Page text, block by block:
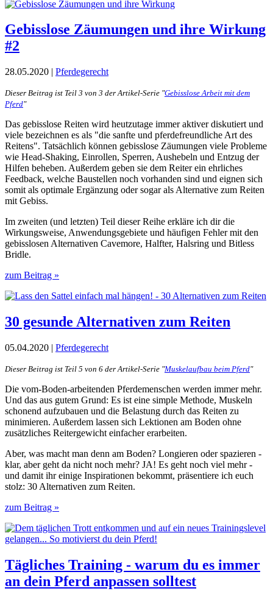
Gebisslose Zäumungen und ihre Wirkung
#2
28.05.2020 | Pferdegerecht
Dieser Beitrag ist Teil 3 von 3 der Artikel-Serie "Gebisslose Arbeit mit dem
Pferd"
Das gebisslose Reiten wird heutzutage immer aktiver diskutiert und
viele bezeichnen es als "die sanfte und pferdefreundliche Art des
Reitens". Tatsächlich können gebisslose Zäumungen viele Probleme
wie Head-Shaking, Einrollen, Sperren, Aushebeln und Entzug der
Hilfen beheben. Außerdem geben sie dem Reiter ein ehrliches
Feedback, welche Baustellen noch vorhanden sind und eignen sich
somit als optimale Ergänzung oder sogar als Alternative zum Reiten
mit Gebiss.
Im zweiten (und letzten) Teil dieser Reihe erkläre ich dir die
Wirkungsweise, Anwendungsgebiete und häufigen Fehler mit den
gebisslosen Alternativen Cavemore, Halfter, Halsring und Bitless
Bridle.
zum Beitrag »
30 gesunde Alternativen zum Reiten
05.04.2020 | Pferdegerecht
Dieser Beitrag ist Teil 5 von 6 der Artikel-Serie "Muskelaufbau beim Pferd"
Die vom-Boden-arbeitenden Pferdemenschen werden immer mehr.
Und das aus gutem Grund: Es ist eine simple Methode, Muskeln
schonend aufzubauen und die Belastung durch das Reiten zu
minimieren. Außerdem lassen sich Lektionen am Boden ohne
zusätzliches Reitergewicht einfacher erarbeiten.
Aber, was macht man denn am Boden? Longieren oder spazieren -
klar, aber geht da nicht noch mehr? JA! Es geht noch viel mehr -
und damit ihr einige Inspirationen bekommt, präsentiere ich euch
stolz: 30 Alternativen zum Reiten.
zum Beitrag »
Tägliches Training - warum du es immer
an dein Pferd anpassen solltest